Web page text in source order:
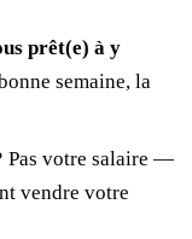
prêt(e) à y
semaine, la
Pas votre salaire —
vendre votre